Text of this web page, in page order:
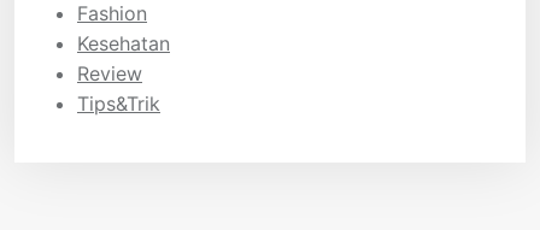
Fashion
Kesehatan
Review
Tips&Trik